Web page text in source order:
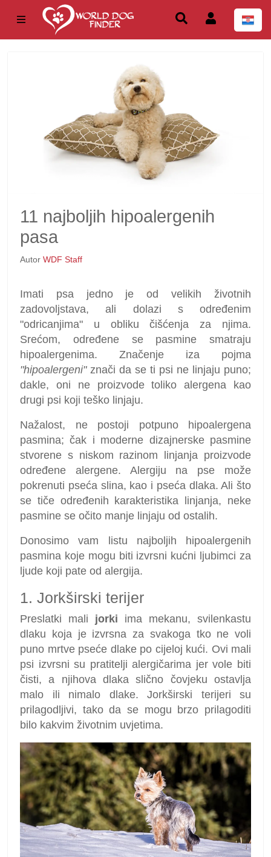
11 najboljih hipoalergenih
pasa
Autor WDF Staff
Imati psa jedno je od velikih životnih
zadovoljstava, ali dolazi s određenim
"odricanjima" u obliku čišćenja za njima.
Srećom, određene se pasmine smatraju
hipoalergenima. Značenje iza pojma
"hipoalergeni"znači da se ti psi ne linjaju puno;
dakle, oni ne proizvode toliko alergena kao
drugi psi koji teško linjaju.
Nažalost, ne postoji potpuno hipoalergena
pasmina; čak i moderne dizajnerske pasmine
stvorene s niskom razinom linjanja proizvode
određene alergene. Alergiju na pse može
pokrenuti pseća slina, kao i pseća dlaka. Ali što
se tiče određenih karakteristika linjanja, neke
pasmine se očito manje linjaju od ostalih.
Donosimo vam listu najboljih hipoalergenih
pasmina koje mogu biti izvrsni kućni ljubimci za
ljude koji pate od alergija.
1. Jorkširski terijer
Preslatki mali jorki ima mekanu, svilenkastu
dlaku koja je izvrsna za svakoga tko ne voli
puno mrtve pseće dlake po cijeloj kući. Ovi mali
psi izvrsni su pratitelji alergičarima jer vole biti
čisti, a njihova dlaka slično čovjeku ostavlja
malo ili nimalo dlake. Jorkširski terijeri su
prilagodljivi, tako da se mogu brzo prilagoditi
bilo kakvim životnim uvjetima.